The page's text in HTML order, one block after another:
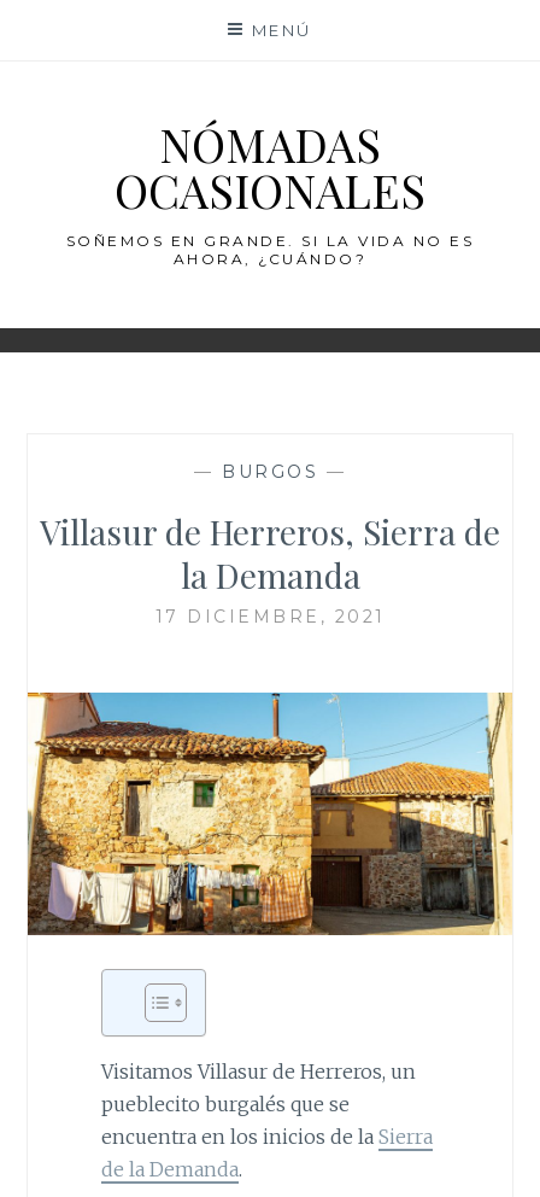
MENÚ
NÓMADAS
OCASIONALES
SOÑEMOS EN GRANDE. SI LA VIDA NO ES
AHORA, ¿CUÁNDO?
— BURGOS —
Villasur de Herreros, Sierra de
la Demanda
17 DICIEMBRE, 2021
Visitamos Villasur de Herreros, un
pueblecito burgalés que se
encuentra en los inicios de la Sierra
de la Demanda.